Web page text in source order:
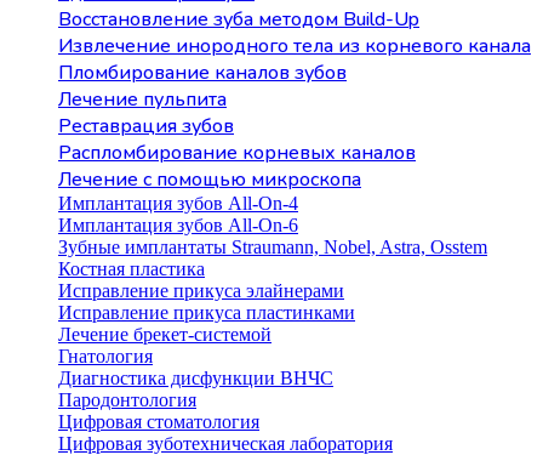
Восстановление зуба методом Build-Up
Извлечение инородного тела из корневого канала
Пломбирование каналов зубов
Лечение пульпита
Реставрация зубов
Распломбирование корневых каналов
Лечение с помощью микроскопа
Имплантация зубов All-On-4
Имплантация зубов All-On-6
Зубные имплантаты Straumann, Nobel, Astra, Osstem
Костная пластика
Исправление прикуса элайнерами
Исправление прикуса пластинками
Лечение брекет-системой
Гнатология
Диагностика дисфункции ВНЧС
Пародонтология
Цифровая стоматология
Цифровая зуботехническая лаборатория